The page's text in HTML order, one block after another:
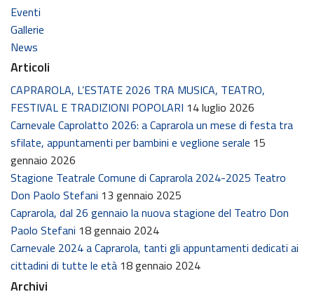
Eventi
Gallerie
News
Articoli
CAPRAROLA, L’ESTATE 2026 TRA MUSICA, TEATRO,
FESTIVAL E TRADIZIONI POPOLARI 14 luglio 2026
Carnevale Caprolatto 2026: a Caprarola un mese di festa tra
sfilate, appuntamenti per bambini e veglione serale 15
gennaio 2026
Stagione Teatrale Comune di Caprarola 2024-2025 Teatro
Don Paolo Stefani 13 gennaio 2025
Caprarola, dal 26 gennaio la nuova stagione del Teatro Don
Paolo Stefani 18 gennaio 2024
Carnevale 2024 a Caprarola, tanti gli appuntamenti dedicati ai
cittadini di tutte le età 18 gennaio 2024
Archivi